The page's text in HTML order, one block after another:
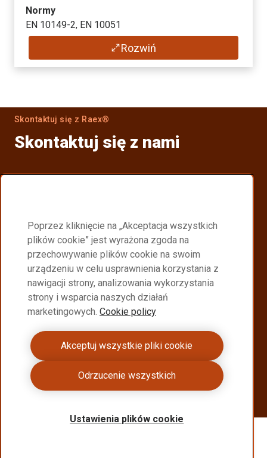
Normy
EN 10149-2, EN 10051
Karta produktowa
Rozwiń
Skontaktuj się z Raex®
Skontaktuj się z nami
Znajdź najbliższego dystrybutora Raex®.
Partnerzy dystrybucji Raex
Become a Raex® distributor
Join a global network delivering high performance
Raex® steel
Skontaktuj się z nami
Chcesz dowiedzieć się więcej o Raex®?
Poprzez kliknięcie na „Akceptacja wszystkich
plików cookie” jest wyrażona zgoda na
przechowywanie plików cookie na swoim
urządzeniu w celu usprawnienia korzystania z
nawigacji strony, analizowania wykorzystania
strony i wsparcia naszych działań
marketingowych. Cookie policy
Akceptuj wszystkie pliki cookie
Odrzucenie wszystkich
Ustawienia plików cookie